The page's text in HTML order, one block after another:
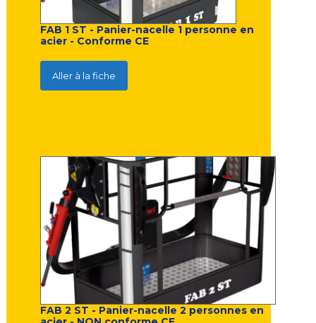
FAB 1 ST - Panier-nacelle 1 personne en
acier - Conforme CE
Aller à la fiche
FAB 2 ST - Panier-nacelle 2 personnes en